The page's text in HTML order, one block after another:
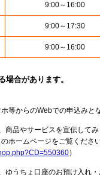
9:00～16:00
9:00～17:30
9:00～16:00
合があります。
等からのWebでの申込みと
商品やサービスを宣伝して
ホームページをご覧くださ
）
ゆうちょ口座のお預け入れ